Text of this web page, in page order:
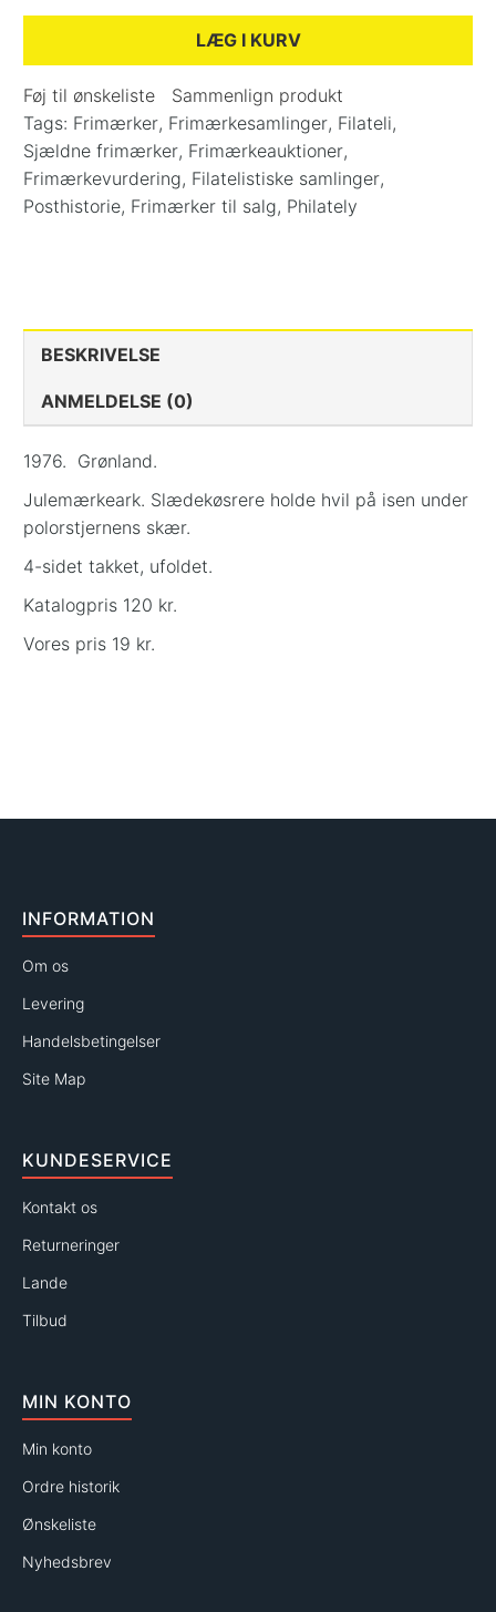
LÆG I KURV
Føj til ønskeliste
Sammenlign produkt
Tags: Frimærker, Frimærkesamlinger, Filateli,
Sjældne frimærker, Frimærkeauktioner,
Frimærkevurdering, Filatelistiske samlinger,
Posthistorie, Frimærker til salg, Philately
BESKRIVELSE
ANMELDELSE (0)
1976. Grønland.
Julemærkeark. Slædekøsrere holde hvil på isen under
polorstjernens skær.
4-sidet takket, ufoldet.
Katalogpris 120 kr.
Vores pris 19 kr.
INFORMATION
Om os
Levering
Handelsbetingelser
Site Map
KUNDESERVICE
Kontakt os
Returneringer
Lande
Tilbud
MIN KONTO
Min konto
Ordre historik
Ønskeliste
Nyhedsbrev